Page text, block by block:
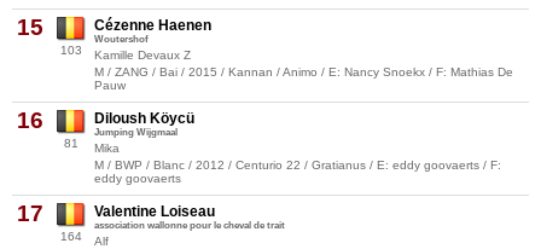
15
103
Cézenne Haenen
Woutershof
Kamille Devaux Z
M / ZANG / Bai / 2015 / Kannan / Animo / E: Nancy Snoekx / F: Mathias De
Pauw
16
81
Diloush Köycü
Jumping Wijgmaal
Mika
M / BWP / Blanc / 2012 / Centurio 22 / Gratianus / E: eddy goovaerts / F:
eddy goovaerts
17
164
Valentine Loiseau
association wallonne pour le cheval de trait
Alf